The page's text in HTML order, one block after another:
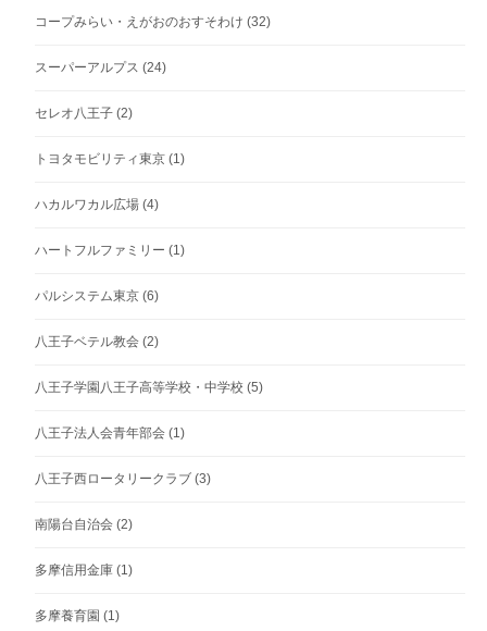
コープみらい・えがおのおすそわけ (32)
スーパーアルプス (24)
セレオ八王子 (2)
トヨタモビリティ東京 (1)
ハカルワカル広場 (4)
ハートフルファミリー (1)
パルシステム東京 (6)
八王子ベテル教会 (2)
八王子学園八王子高等学校・中学校 (5)
八王子法人会青年部会 (1)
八王子西ロータリークラブ (3)
南陽台自治会 (2)
多摩信用金庫 (1)
多摩養育園 (1)